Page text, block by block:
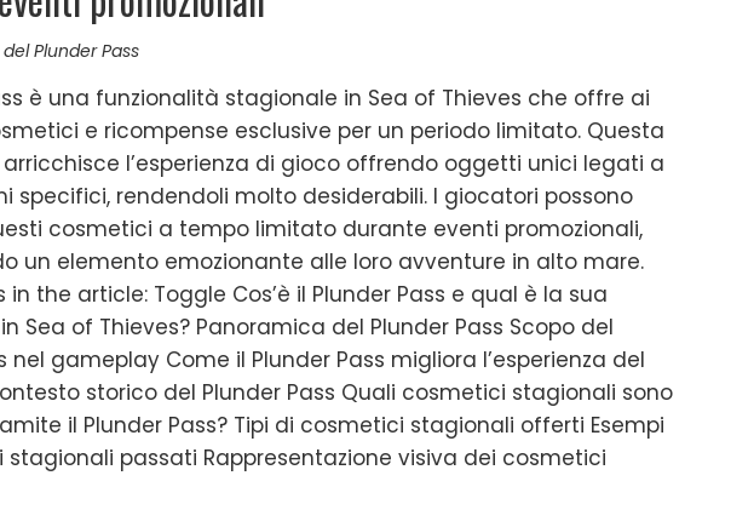
Plunder Pass
è una funzionalità stagionale in Sea of Thieves che offre ai
e ricompense esclusive per un periodo limitato. Questa
l’esperienza di gioco offrendo oggetti unici legati a
specifici, rendendoli molto desiderabili. I giocatori possono
cosmetici a tempo limitato durante eventi promozionali,
un elemento emozionante alle loro avventure in alto mare.
in the article: Toggle Cos’è il Plunder Pass e qual è la sua
Sea of Thieves? Panoramica del Plunder Pass Scopo del
nel gameplay Come il Plunder Pass migliora l’esperienza del
storico del Plunder Pass Quali cosmetici stagionali sono
il Plunder Pass? Tipi di cosmetici stagionali offerti Esempi
passati Rappresentazione visiva dei cosmetici